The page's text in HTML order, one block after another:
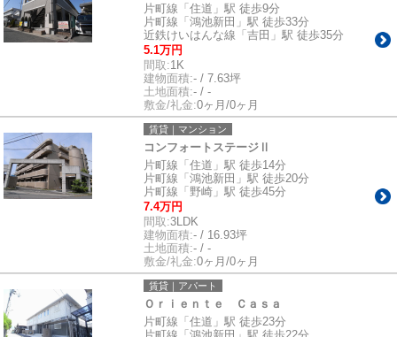
片町線「住道」駅 徒歩9分
片町線「鴻池新田」駅 徒歩33分
近鉄けいはんな線「吉田」駅 徒歩35分
5.1万円
間取:1K
建物面積:- / 7.63坪
土地面積:- / -
敷金/礼金:0ヶ月/0ヶ月
賃貸｜マンション
コンフォートステージⅡ
片町線「住道」駅 徒歩14分
片町線「鴻池新田」駅 徒歩20分
片町線「野崎」駅 徒歩45分
7.4万円
間取:3LDK
建物面積:- / 16.93坪
土地面積:- / -
敷金/礼金:0ヶ月/0ヶ月
賃貸｜アパート
Ｏｒｉｅｎｔｅ Ｃａｓａ
片町線「住道」駅 徒歩23分